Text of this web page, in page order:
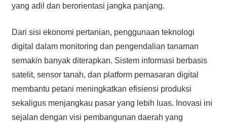
yang adil dan berorientasi jangka panjang.
Dari sisi ekonomi pertanian, penggunaan teknologi
digital dalam monitoring dan pengendalian tanaman
semakin banyak diterapkan. Sistem informasi berbasis
satelit, sensor tanah, dan platform pemasaran digital
membantu petani meningkatkan efisiensi produksi
sekaligus menjangkau pasar yang lebih luas. Inovasi ini
sejalan dengan visi pembangunan daerah yang